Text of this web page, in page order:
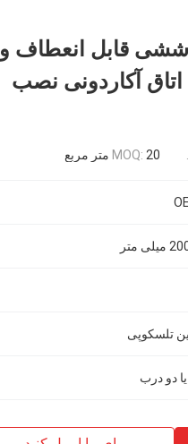
قابل انعطاف و
اتاق آکاردونی نصب
MOQ: 20 متر مربع
متر
تلسکوپی
دو درب